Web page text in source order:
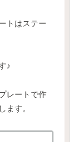
トはステー
♪
レートで作
ます。